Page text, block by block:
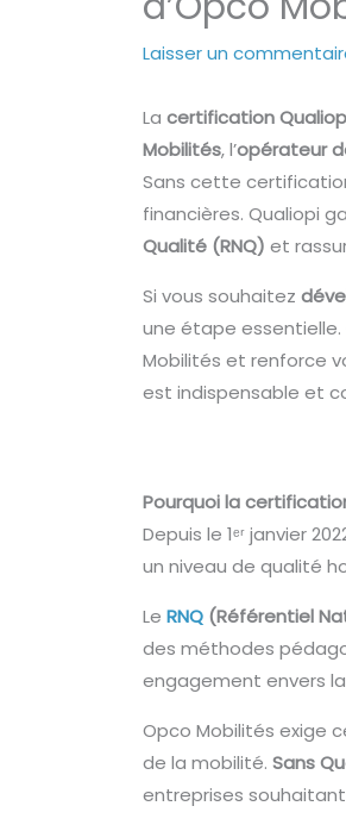
Laisser un
Lacertification
Mobilités, l’opérateur
Sans cette
financières. Qualiopi
Qualité (RNQ) et
Si vous souhaitez
une étape
Mobilités et renforce
est indispensable et
Pourquoi la
Depuis le 1ᵉʳ janvier
un niveau de qualité
LeRNQ (Référentiel
des méthodes
engagement envers
Opco Mobilités exige
de la mobilité.Sans
entreprises